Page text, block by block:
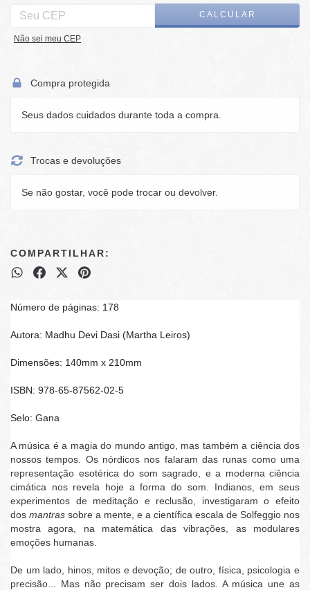
CALCULAR
Não sei meu CEP
Compra protegida
Seus dados cuidados durante toda a compra.
Trocas e devoluções
Se não gostar, você pode trocar ou devolver.
COMPARTILHAR:
Número de páginas: 178
Autora: Madhu Devi Dasi (Martha Leiros)
Dimensões: 140mm x 210mm
ISBN: 978-65-87562-02-5
Selo: Gana
A música é a magia do mundo antigo, mas também a ciência dos
nossos tempos. Os nórdicos nos falaram das runas como uma
representação esotérica do som sagrado, e a moderna ciência
cimática nos revela hoje a forma do som. Indianos, em seus
experimentos de meditação e reclusão, investigaram o efeito
dos mantras sobre a mente, e a científica escala de Solfeggio nos
mostra agora, na matemática das vibrações, as modulares
emoções humanas.
De um lado, hinos, mitos e devoção; de outro, física, psicologia e
precisão... Mas não precisam ser dois lados. A música une as